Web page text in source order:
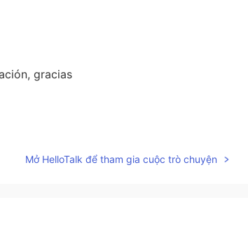
gracias
son muy útiles 😊
Mở HelloTalk để tham gia cuộc trò chuyện